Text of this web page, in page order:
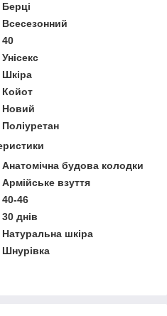
Берці
Всесезонний
40
Унісекс
Шкіра
Койот
Новий
Поліуретан
Анатомічна будова колодки
Армійське взуття
40-46
30 днів
Натуральна шкіра
Шнурівка